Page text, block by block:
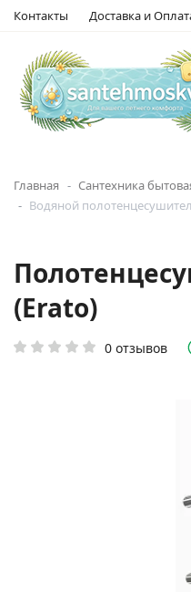
Контакты Доставка и
Главная Сантехника
Водяной
(Erato)
0 отзывов